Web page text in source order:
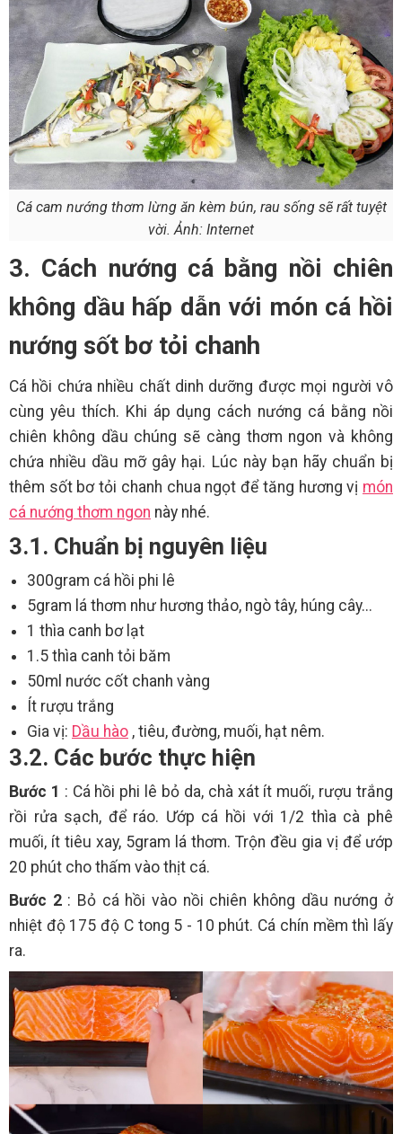
Cá cam nướng thơm lừng ăn kèm bún, rau sống sẽ rất tuyệt
vời. Ảnh: Internet
3. Cách nướng cá bằng nồi chiên
không dầu hấp dẫn với món cá hồi
nướng sốt bơ tỏi chanh
Cá hồi chứa nhiều chất dinh dưỡng được mọi người vô
cùng yêu thích. Khi áp dụng cách nướng cá bằng nồi
chiên không dầu chúng sẽ càng thơm ngon và không
chứa nhiều dầu mỡ gây hại. Lúc này bạn hãy chuẩn bị
thêm sốt bơ tỏi chanh chua ngọt để tăng hương vị món
cá nướng thơm ngon này nhé.
3.1. Chuẩn bị nguyên liệu
300gram cá hồi phi lê
5gram lá thơm như hương thảo, ngò tây, húng cây...
1 thìa canh bơ lạt
1.5 thìa canh tỏi băm
50ml nước cốt chanh vàng
Ít rượu trắng
Gia vị: Dầu hào , tiêu, đường, muối, hạt nêm.
3.2. Các bước thực hiện
Bước 1 : Cá hồi phi lê bỏ da, chà xát ít muối, rượu trắng
rồi rửa sạch, để ráo. Ướp cá hồi với 1/2 thìa cà phê
muối, ít tiêu xay, 5gram lá thơm. Trộn đều gia vị để ướp
20 phút cho thấm vào thịt cá.
Bước 2: Bỏ cá hồi vào nồi chiên không dầu nướng ở
nhiệt độ 175 độ C tong 5 - 10 phút. Cá chín mềm thì lấy
ra.